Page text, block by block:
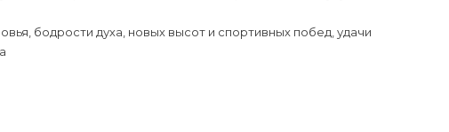
бодрости духа, новых высот и спортивных побед, удачи